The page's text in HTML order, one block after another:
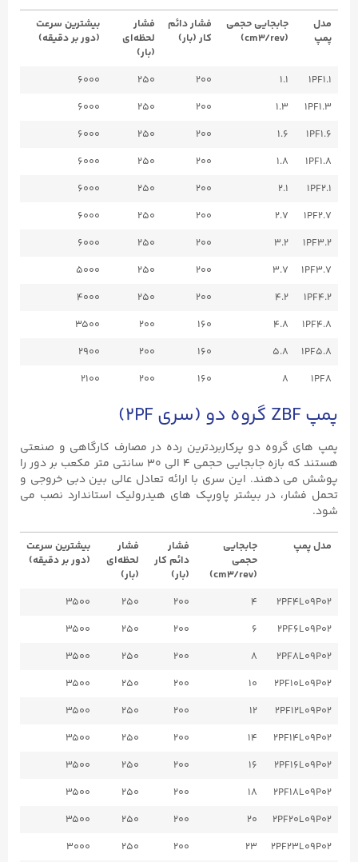
مدل
پمپ
جابجایی حجمی
(cm3/rev)
فشار دائم
کار (بار)
فشار
لحظه‌ای
(بار)
بیشترین سرعت
(دور بر دقیقه)
1PF1.1
1.1
200
250
6000
1PF1.3
1.3
200
250
6000
1PF1.6
1.6
200
250
6000
1PF1.8
1.8
200
250
6000
1PF2.1
2.1
200
250
6000
1PF2.7
2.7
200
250
6000
1PF3.2
3.2
200
250
6000
1PF3.7
3.7
200
250
5000
1PF4.2
4.2
200
250
4000
1PF4.8
4.8
160
200
3500
1PF5.8
5.8
160
200
2900
1PF8
8
160
200
2100
پمپ ZBF گروه دو (سری 2PF)
پمپ‌ های گروه دو پرکاربردترین رده در مصارف کارگاهی و صنعتی
هستند که بازه جابجایی حجمی ۴ الی ۳۰ سانتی ‌متر مکعب بر دور را
پوشش می ‌دهند. این سری با ارائه تعادل عالی بین دبی خروجی و
تحمل فشار، در بیشتر پاورپک ‌های هیدرولیک استاندارد نصب می‌
شود.
مدل پمپ
جابجایی
حجمی
(cm3/rev)
فشار
دائم کار
(بار)
فشار
لحظه‌ای
(بار)
بیشترین سرعت
(دور بر دقیقه)
2PF4L09P02
4
200
250
3500
2PF6L09P02
6
200
250
3500
2PF8L09P02
8
200
250
3500
2PF10L09P02
10
200
250
3500
2PF12L09P02
12
200
250
3500
2PF14L09P02
14
200
250
3500
2PF16L09P02
16
200
250
3500
2PF18L09P02
18
200
250
3500
2PF20L09P02
20
200
250
3500
2PF23L09P02
23
200
250
3000